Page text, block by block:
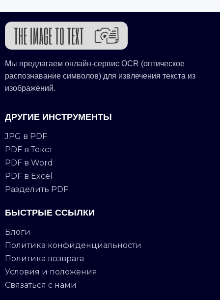
Мы предлагаем онлайн-сервис OCR (оптическое
распознавание символов) для извлечения текста из
изображений.
ДРУГИЕ ИНСТРУМЕНТЫ
JPG в PDF
PDF в Текст
PDF в Word
PDF в Excel
Разделить PDF
БЫСТРЫЕ ССЫЛКИ
Блоги
Политика конфиденциальности
Политика возврата
Условия и положения
Связаться с нами